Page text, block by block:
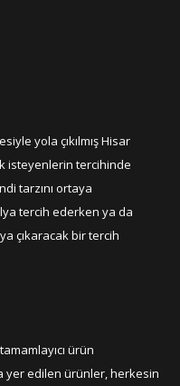
yola çıkılmış Hisar
isteyenlerin tercihinde
tarzını ortaya
tercih ederken ya da
çıkaracak bir tercih
ürün
yer edilen ürünler, herkesin